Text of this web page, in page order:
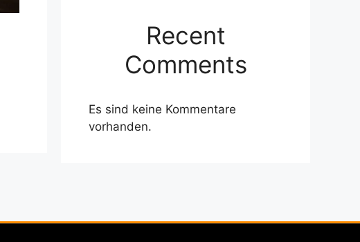
Recent
Comments
Es sind keine Kommentare
vorhanden.